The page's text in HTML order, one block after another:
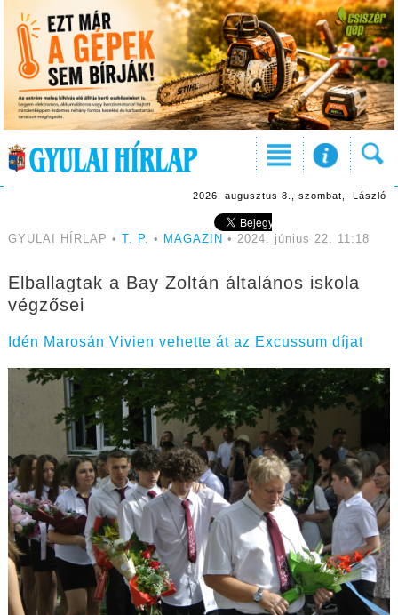
2026. augusztus 8., szombat, László
GYULAI HÍRLAP • T. P. • MAGAZIN • 2024. június 22. 11:18
Elballagtak a Bay Zoltán általános iskola
végzősei
Idén Marosán Vivien vehette át az Excussum díjat